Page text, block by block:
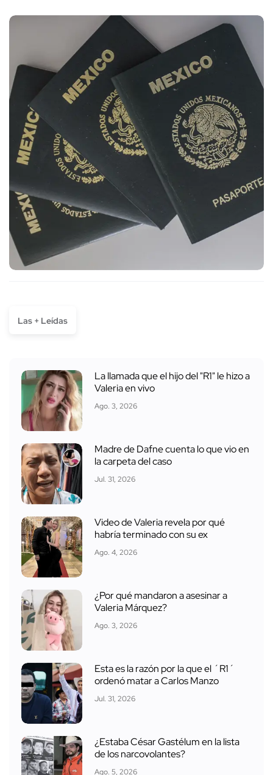
Las + Leídas
La llamada que el hijo del "R1" le hizo a
Valeria en vivo
Ago. 3, 2026
Madre de Dafne cuenta lo que vio en
la carpeta del caso
Jul. 31, 2026
Video de Valeria revela por qué
habría terminado con su ex
Ago. 4, 2026
¿Por qué mandaron a asesinar a
Valeria Márquez?
Ago. 3, 2026
Esta es la razón por la que el ´R1´
ordenó matar a Carlos Manzo
Jul. 31, 2026
¿Estaba César Gastélum en la lista
de los narcovolantes?
Ago. 5, 2026